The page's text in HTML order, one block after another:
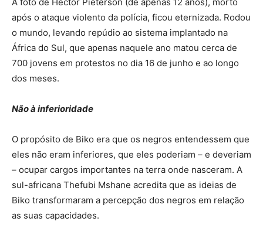
após o ataque violento da polícia, ficou eternizada. Rodou
o mundo, levando repúdio ao sistema implantado na
África do Sul, que apenas naquele ano matou cerca de
700 jovens em protestos no dia 16 de junho e ao longo
dos meses.
Não à inferioridade
O propósito de Biko era que os negros entendessem que
eles não eram inferiores, que eles poderiam – e deveriam
– ocupar cargos importantes na terra onde nasceram. A
sul-africana Thefubi Mshane acredita que as ideias de
Biko transformaram a percepção dos negros em relação
as suas capacidades.